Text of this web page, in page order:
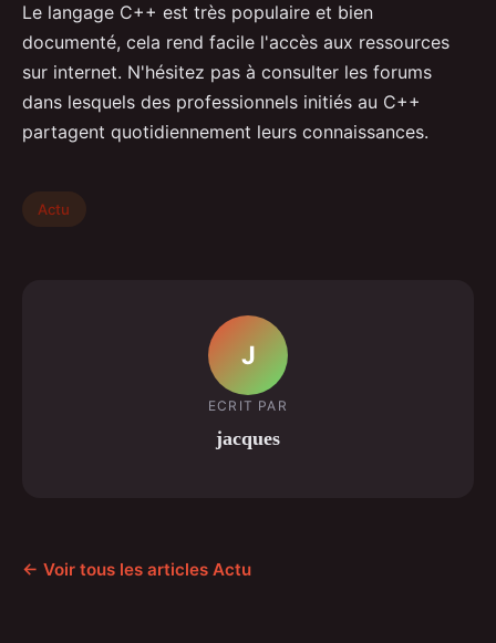
Le langage C++ est très populaire et bien
documenté, cela rend facile l'accès aux ressources
sur internet. N'hésitez pas à consulter les forums
dans lesquels des professionnels initiés au C++
partagent quotidiennement leurs connaissances.
Actu
J
ECRIT PAR
jacques
← Voir tous les articles Actu